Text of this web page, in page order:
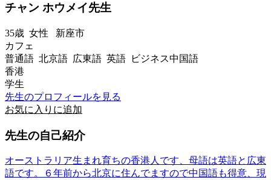
チャン ホウメイ先生
35歳 女性 新座市
カフェ
普通語 北京語 広東語 英語 ビジネス中国語
香港
学生
先生のプロフィールを見る
お気に入りに追加
先生の自己紹介
オーストラリア生まれ育ちの香港人です、母語は英語と広東
語です。６年前から北京に住んでますので中国語も得意、現